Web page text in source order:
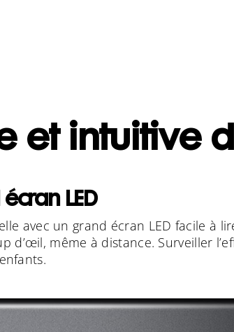
et intuitive
LED
avec un grand écran LED facile à
même à distance. Surveiller